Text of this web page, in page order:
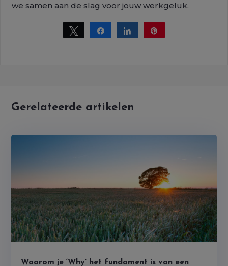
we samen aan de slag voor jouw werkgeluk.
Tweet Share Share
Gerelateerde artikelen
Waarom je ‘Why’ het fundament is van een